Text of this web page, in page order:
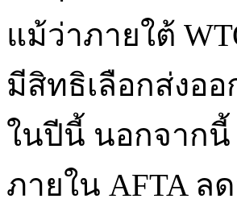
แม้ว่าภายใต้
มีสิทธิเลือกส่งออ
ในปีนี้ นอกจาก
ภายใน AFTA ล